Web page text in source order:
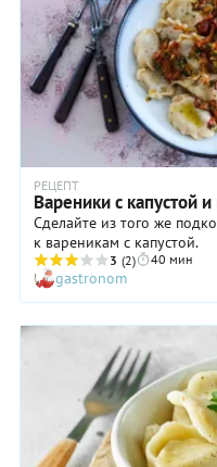
РЕЦЕПТ
Вареники с капустой
Сделайте из того же
к вареникам с капустой.
3 (2) 40 мин
gastronom